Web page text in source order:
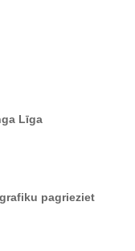
Līga
pagrieziet